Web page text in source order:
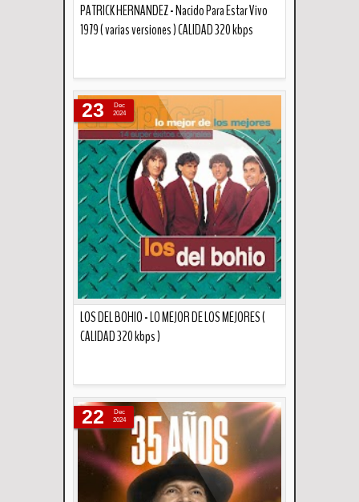
PATRICK HERNANDEZ - Nacido Para Estar Vivo
1979 ( varias versiones ) CALIDAD 320 kbps
LOS DEL BOHIO - LO MEJOR DE LOS MEJORES (
CALIDAD 320 kbps )
23
Dec
2024
22
Dec
2024